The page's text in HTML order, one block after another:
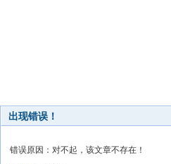
出现错误！
错误原因：对不起，该文章不存在！